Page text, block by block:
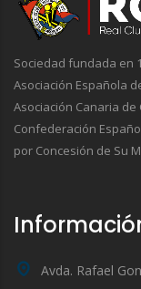
Sociedad fundada en
Asociación Española
Asociación Canaria de
Confederación
por Concesión de Su
Avda. Rafael